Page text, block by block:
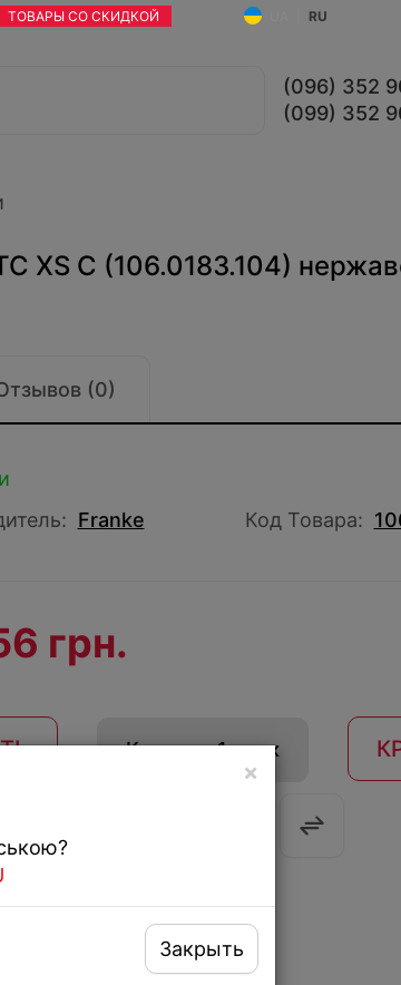
ТОВАРЫ СО СКИДКОЙ RU
(096) 352
(099) 352
XS C (106.0183.104)
(0)
×
Закрыть
Franke Код Товара:
грн.
Купить в 1 клик